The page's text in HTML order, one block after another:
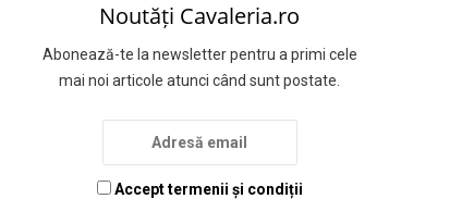
Noutăți Cavaleria.ro
Abonează-te la newsletter pentru a primi cele
mai noi articole atunci când sunt postate.
Accept termenii și condiții